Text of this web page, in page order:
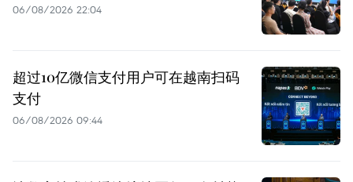
06/08/2026 22:04
超过10亿微信支付用户可在越南扫码
支付
06/08/2026 09:44